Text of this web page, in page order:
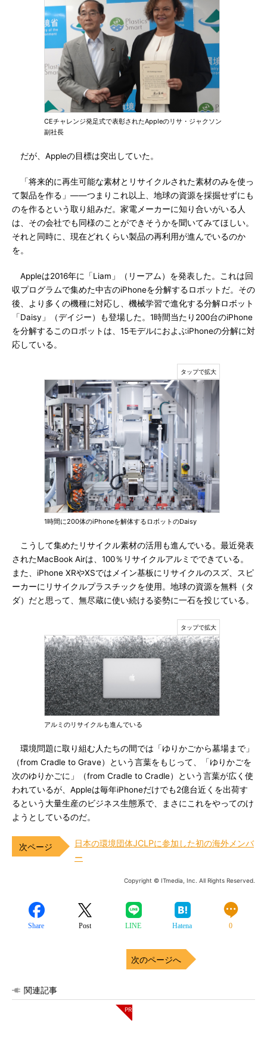
CEチャレンジ発足式で表彰されたAppleのリサ・ジャクソン
副社長
だが、Appleの目標は突出していた。
「将来的に再生可能な素材とリサイクルされた素材のみを使っ
て製品を作る」――つまりこれ以上、地球の資源を採掘せずにも
のを作るという取り組みだ。家電メーカーに知り合いがいる人
は、その会社でも同様のことができそうかを聞いてみてほしい。
それと同時に、現在どれくらい製品の再利用が進んでいるのか
を。
Appleは2016年に「Liam」（リーアム）を発表した。これは回
収プログラムで集めた中古のiPhoneを分解するロボットだ。その
後、より多くの機種に対応し、機械学習で進化する分解ロボット
「Daisy」（デイジー）も登場した。1時間当たり200台のiPhone
を分解するこのロボットは、15モデルにおよぶiPhoneの分解に対
応している。
1時間に200体のiPhoneを解体するロボットのDaisy
こうして集めたリサイクル素材の活用も進んでいる。最近発表
されたMacBook Airは、100％リサイクルアルミでできている。
また、iPhone XRやXSではメイン基板にリサイクルのスズ、スピ
ーカーにリサイクルプラスチックを使用。地球の資源を無料（タ
ダ）だと思って、無尽蔵に使い続ける姿勢に一石を投じている。
アルミのリサイクルも進んでいる
環境問題に取り組む人たちの間では「ゆりかごから墓場まで」
（from Cradle to Grave）という言葉をもじって、「ゆりかごを
次のゆりかごに」（from Cradle to Cradle）という言葉が広く使
われているが、Appleは毎年iPhoneだけでも2億台近くを出荷す
るという大量生産のビジネス生態系で、まさにこれをやってのけ
ようとしているのだ。
日本の環境団体JCLPに参加した初の海外メンバ
ー
Copyright © ITmedia, Inc. All Rights Reserved.
Share Post LINE Hatena 0
次のページへ
関連記事